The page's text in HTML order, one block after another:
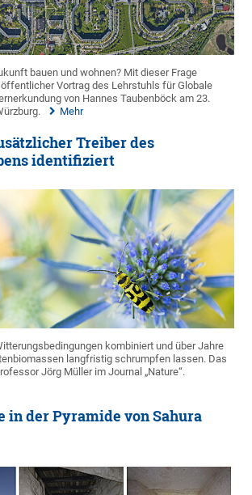
bauen und wohnen? Mit dieser Frage
Vortrag des Lehrstuhls für Globale
von Hannes Taubenböck am 23.
Mehr
Treiber des
identifiziert
kombiniert und über Jahre
langfristig schrumpfen lassen. Das
Jörg Müller im Journal „Nature“.
in der Pyramide von Sahura